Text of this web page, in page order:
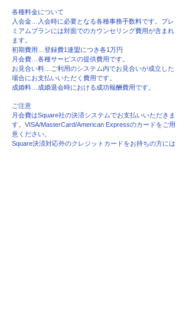
各種料金について
入会金…入会時に必要となる各種事務手数料です。プレ
ミアムプランには対面でのカウンセリング費用が含まれ
ます。
初期費用…登録費1連盟につき各1万円
月会費…各種サービスの提供費用です。
​お見合い料…ご利用のシステム内でお見合いが成立した
場合にお支払いいただく費用です。
成婚料…成婚退会時における成功報酬費用です。
ご注意
月会費はSquare社の決済システムでお支払いいただきま
す。VISA/MasterCard/American Expressのカードをご用
意ください。
​Square決済対応外のクレジットカードをお持ちの方には